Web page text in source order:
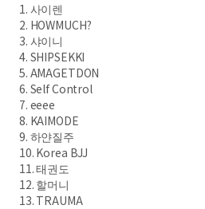
1. 사이렌
2. HOWMUCH?
3. 샤이니
4. SHIPSEKKI
5. AMAGETDON
6. Self Control
7. eeee
8. KAIMODE
9. 하얀질주
10. Korea BJJ
11. 태권도
12. 할머니
13. TRAUMA